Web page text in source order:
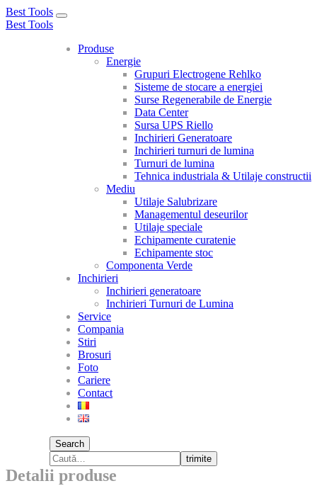
Best Tools
Toggle
Best Tools
Produse
Energie
Grupuri Electrogene Rehlko
Sisteme de stocare a energiei
Surse Regenerabile de Energie
Data Center
Sursa UPS Riello
Inchirieri Generatoare
Inchirieri turnuri de lumina
Turnuri de lumina
Tehnica industriala & Utilaje constructii
Mediu
Utilaje Salubrizare
Managementul deseurilor
Utilaje speciale
Echipamente curatenie
Echipamente stoc
Componenta Verde
Inchirieri
Inchirieri generatoare
Inchirieri Turnuri de Lumina
Service
Compania
Stiri
Brosuri
Foto
Cariere
Contact
Search
trimite
Detalii produse